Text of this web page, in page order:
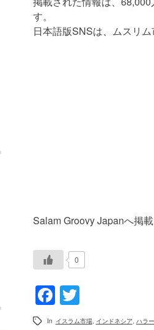
す。
日本語版SNSは、ムスリ
Salam Groovy Japanへ掲
0
Facebook
Twitter
In イスラム市場, インドネシア ハラ